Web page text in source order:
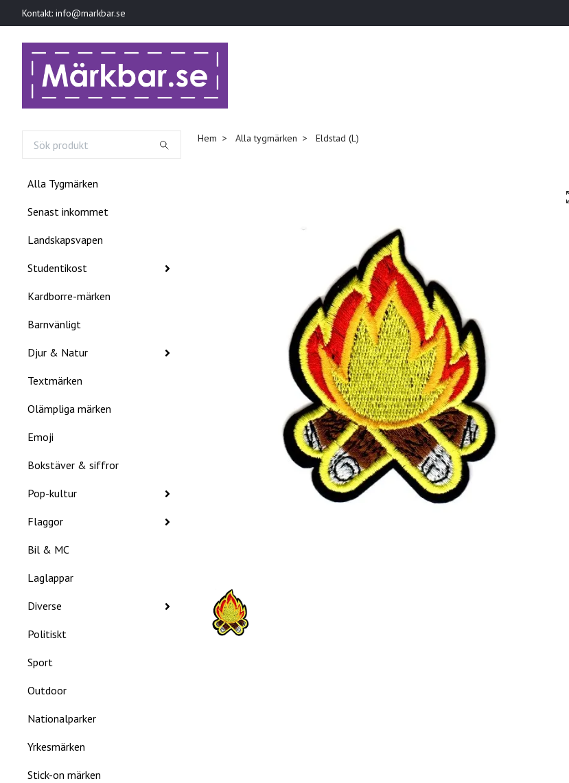
Kontakt: info@markbar.se
Alla Tygmärken
Senast inkommet
Landskapsvapen
Studentikost
Kardborre-märken
Barnvänligt
Djur & Natur
Textmärken
Olämpliga märken
Emoji
Bokstäver & siffror
Pop-kultur
Flaggor
Bil & MC
Laglappar
Diverse
Politiskt
Sport
Outdoor
Nationalparker
Yrkesmärken
Stick-on märken
Hem Alla tygmärken Eldstad (L)